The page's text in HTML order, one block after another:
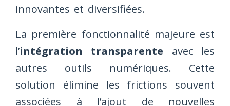
innovantes et diversifiées.
La première fonctionnalité majeure est
l’intégration transparente avec les
autres outils numériques. Cette
solution élimine les frictions souvent
associées à l’ajout de nouvelles